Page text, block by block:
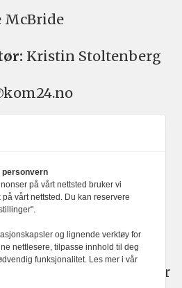
McBride
Kristin Stoltenberg
Vær Varsom-
god presseskikk. Her
personvern
på vårt nettsted bruker vi
vårt nettsted. Du kan reservere
og lignende verktøy for
nettlesere, tilpasse innhold til deg
funksjonalitet. Les mer i vår